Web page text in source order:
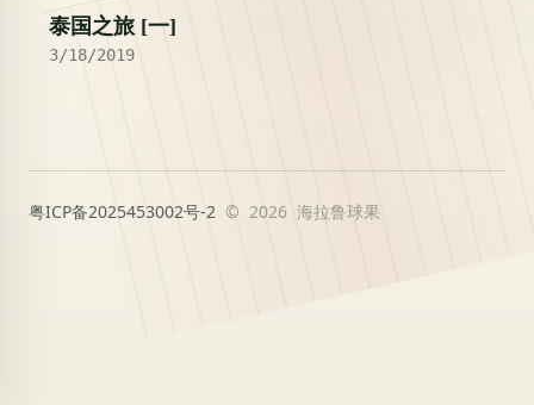
泰国之旅 [一]
3/18/2019
粤ICP备2025453002号-2 © 2026 海拉鲁球果